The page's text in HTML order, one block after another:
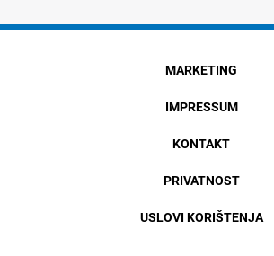
MARKETING
IMPRESSUM
KONTAKT
PRIVATNOST
USLOVI KORIŠTENJA